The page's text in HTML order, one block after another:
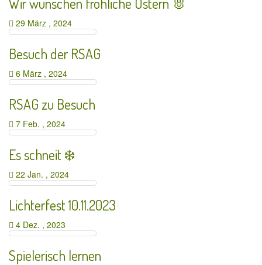
29 März , 2024
Besuch der RSAG
6 März , 2024
RSAG zu Besuch
7 Feb. , 2024
Es schneit ❄️
22 Jan. , 2024
Lichterfest 10.11.2023
4 Dez. , 2023
Spielerisch lernen